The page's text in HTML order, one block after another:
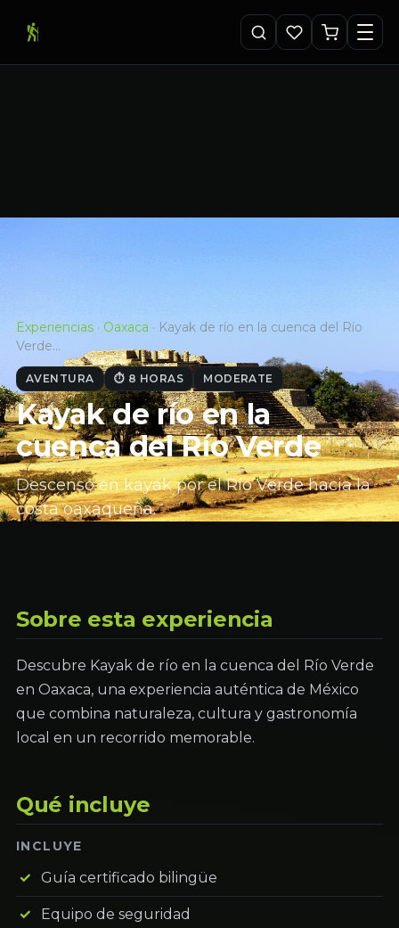
Experiencias · Oaxaca · Kayak de río en la cuenca del Río
Verde…
AVENTURA ⏱ 8 HORAS MODERATE
Kayak de río en la
cuenca del Río Verde
Descenso en kayak por el Río Verde hacia la
costa oaxaqueña.
Sobre esta experiencia
Descubre Kayak de río en la cuenca del Río Verde
en Oaxaca, una experiencia auténtica de México
que combina naturaleza, cultura y gastronomía
local en un recorrido memorable.
Qué incluye
INCLUYE
Guía certificado bilingüe
Equipo de seguridad